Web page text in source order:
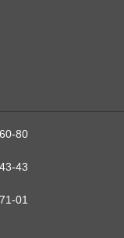
80
43
01